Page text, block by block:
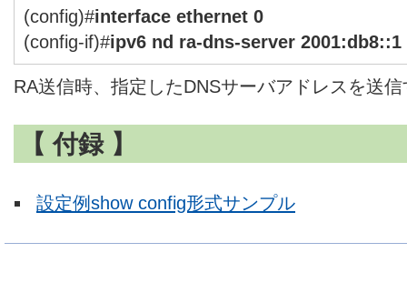
(config)#interface ethernet 0
(config-if)#ipv6 nd ra-dns-server 2001:db8::1
RA送信時、指定したDNSサーバアドレスを送
【 付録 】
設定例show config形式サンプル